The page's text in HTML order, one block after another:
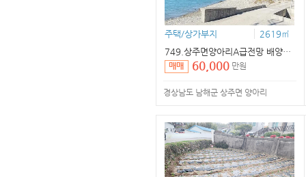
주택/상가부지
2619㎡
749.상주면양아리A급전망 배양장.택지
매매 60,000 만원
경상남도 남해군 상주면 양아리